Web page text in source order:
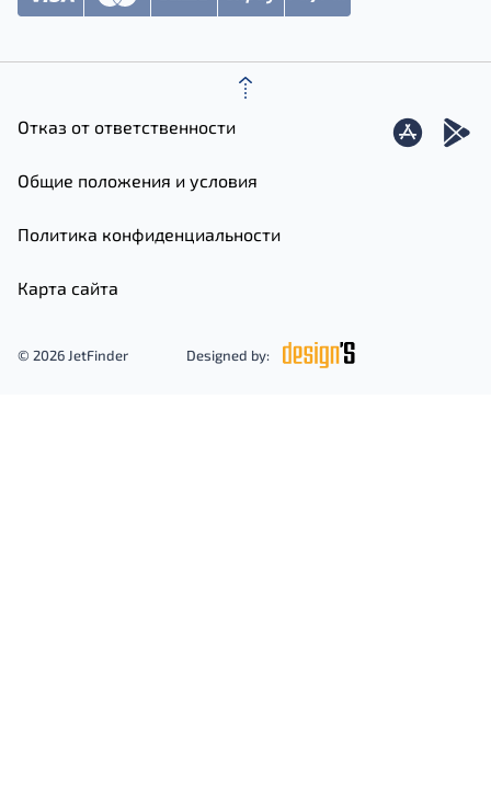
Отказ от ответственности
Общие положения и условия
Политика конфиденциальности
Карта сайта
© 2026 JetFinder Designed by: